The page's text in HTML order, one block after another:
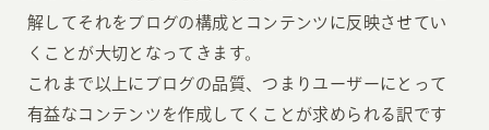
解してそれをブログの構成とコンテンツに反映させてい
くことが大切となってきます。
これまで以上にブログの品質、つまりユーザーにとって
有益なコンテンツを作成してくことが求められる訳です